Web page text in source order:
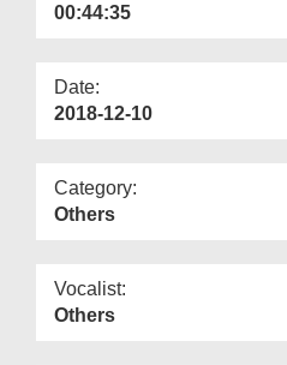
00:44:35
Date:
2018-12-10
Category:
Others
Vocalist:
Others